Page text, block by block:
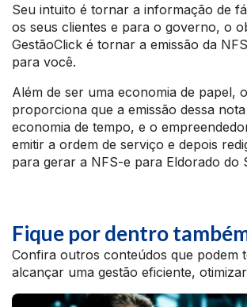
Seu intuito é tornar a informação de
os seus clientes e para o governo, o
GestãoClick é tornar a emissão da
para você.
Além de ser uma economia de papel,
proporciona que a emissão dessa
economia de tempo, e o
emitir a ordem de serviço e depois
para gerar a NFS-e para Eldorado do
Fique por dentro
Confira outros conteúdos que podem
alcançar uma gestão eficiente,